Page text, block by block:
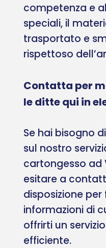
competenza e
speciali, il
trasportato e
rispettoso
Contatta per
le ditte qui in
Se hai bisogno
sul nostro
cartongesso ad
esitare a
disposizione
informazioni di
offrirti un
efficiente.